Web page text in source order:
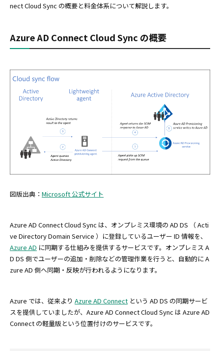
nect Cloud Sync の概要と料金体系について解説します。
Azure AD Connect Cloud Sync の概要
図版出典： Microsoft 公式サイト
Azure AD Connect Cloud Sync は、オンプレミス環境の AD DS （ Acti
ve Directory Domain Service ）に登録しているユーザー ID 情報を、
Azure AD に同期する仕組みを提供するサービスです。オンプレミス A
D DS 側でユーザーの追加・削除などの管理作業を行うと、自動的に A
zure AD 側へ同期・反映が行われるようになります。
Azure では、従来より Azure AD Connect という AD DS の同期サービ
スを提供していましたが、Azure AD Connect Cloud Sync は Azure AD
Connect の軽量版という位置付けのサービスです。